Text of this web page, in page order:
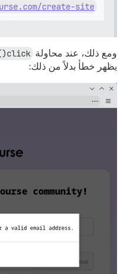
create-site
ومع ذلك، عند محاولة click()
يظهر خطأ بدلاً من ذلك: